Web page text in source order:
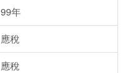
99年
應稅
應稅